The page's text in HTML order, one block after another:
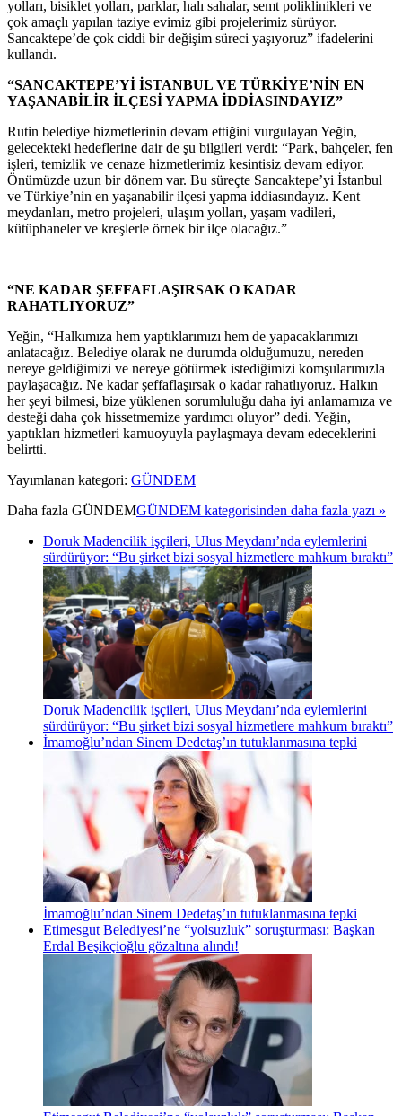
yolları, bisiklet yolları, parklar, halı sahalar, semt poliklinikleri ve
çok amaçlı yapılan taziye evimiz gibi projelerimiz sürüyor.
Sancaktepe’de çok ciddi bir değişim süreci yaşıyoruz” ifadelerini
kullandı.
“SANCAKTEPE’Yİ İSTANBUL VE TÜRKİYE’NİN EN
YAŞANABİLİR İLÇESİ YAPMA İDDİASINDAYIZ”
Rutin belediye hizmetlerinin devam ettiğini vurgulayan Yeğin,
gelecekteki hedeflerine dair de şu bilgileri verdi: “Park, bahçeler, fen
işleri, temizlik ve cenaze hizmetlerimiz kesintisiz devam ediyor.
Önümüzde uzun bir dönem var. Bu süreçte Sancaktepe’yi İstanbul
ve Türkiye’nin en yaşanabilir ilçesi yapma iddiasındayız. Kent
meydanları, metro projeleri, ulaşım yolları, yaşam vadileri,
kütüphaneler ve kreşlerle örnek bir ilçe olacağız.”
“NE KADAR ŞEFFAFLAŞIRSAK O KADAR
RAHATLIYORUZ”
Yeğin, “Halkımıza hem yaptıklarımızı hem de yapacaklarımızı
anlatacağız. Belediye olarak ne durumda olduğumuzu, nereden
nereye geldiğimizi ve nereye götürmek istediğimizi komşularımızla
paylaşacağız. Ne kadar şeffaflaşırsak o kadar rahatlıyoruz. Halkın
her şeyi bilmesi, bize yüklenen sorumluluğu daha iyi anlamamıza ve
desteği daha çok hissetmemize yardımcı oluyor” dedi. Yeğin,
yaptıkları hizmetleri kamuoyuyla paylaşmaya devam edeceklerini
belirtti.
Yayımlanan kategori: GÜNDEM
Daha fazla GÜNDEMGÜNDEM kategorisinden daha fazla yazı »
Doruk Madencilik işçileri, Ulus Meydanı’nda eylemlerini
sürdürüyor: “Bu şirket bizi sosyal hizmetlere mahkum bıraktı”
Doruk Madencilik işçileri, Ulus Meydanı’nda eylemlerini
sürdürüyor: “Bu şirket bizi sosyal hizmetlere mahkum bıraktı”
İmamoğlu’ndan Sinem Dedetaş’ın tutuklanmasına tepki
İmamoğlu’ndan Sinem Dedetaş’ın tutuklanmasına tepki
Etimesgut Belediyesi’ne “yolsuzluk” soruşturması: Başkan
Erdal Beşikçioğlu gözaltına alındı!